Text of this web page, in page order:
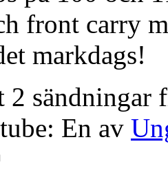
front carry
markdags!
2 sändningar
En av